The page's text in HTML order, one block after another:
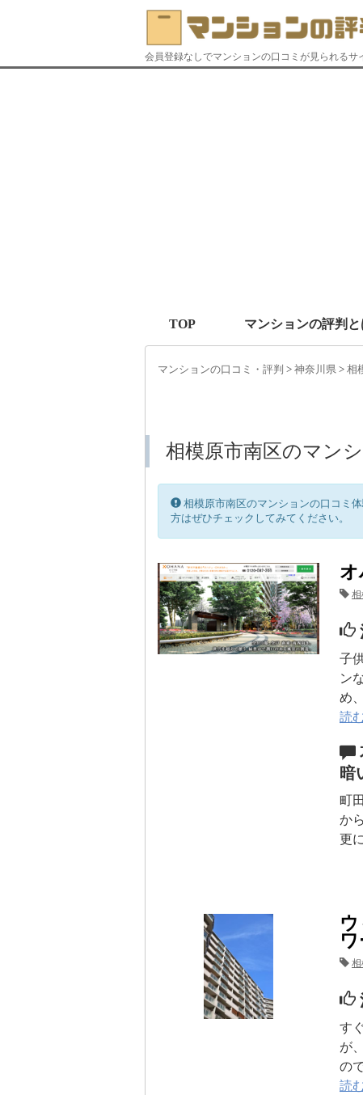
会員登録なしでマンションの口コミが見られるサ
TOP マンションの評判と
マンションの口コミ・評判 > 神奈川県 > 相
相模原市南区のマン
相模原市南区のマンションの口コミ
方はぜひチェックしてみてください。
オ
相
子
ン
め
読
暗
町
か
更
相
す
が
の
読